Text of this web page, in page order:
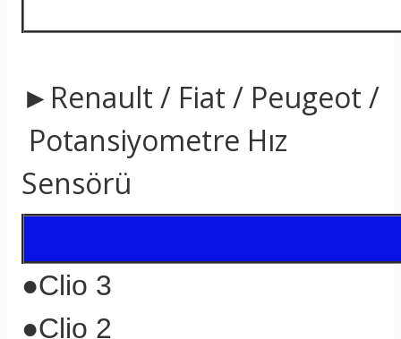
►Renault / Fiat / Peugeot /
Potansiyometre Hız
Sensörü
●Clio 3
●Clio 2